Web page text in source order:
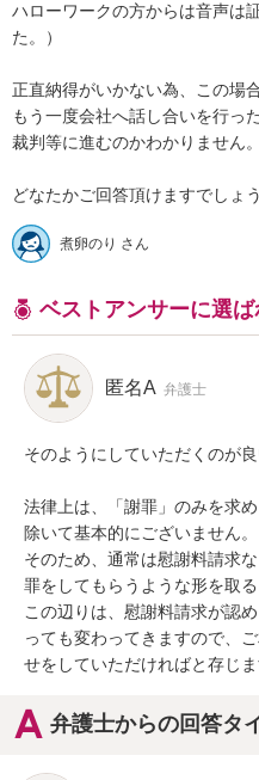
ハローワークの方からは音声は
た。）
正直納得がいかない為、この場合
もう一度会社へ話し合いを行っ
裁判等に進むのかわかりません。
どなたかご回答頂けますでしょう
煮卵のり さん
ベストアンサーに選
匿名A 弁護士
そのようにしていただくのが良
法律上は、「謝罪」のみを求
除いて基本的にございません。
そのため、通常は慰謝料請求
罪をしてもらうような形を取
この辺りは、慰謝料請求が認
っても変わってきますので、
せをしていただければと存じま
弁護士からの回答タ